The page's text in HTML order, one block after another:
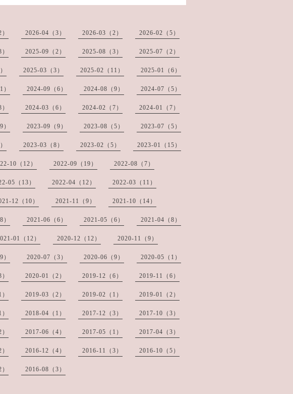
2026-04（3） 2026-03（2） 2026-02（5）
2025-09（2） 2025-08（3） 2025-07（2）
2025-03（3） 2025-02（11） 2025-01（6）
2024-09（6） 2024-08（9） 2024-07（5）
2024-03（6） 2024-02（7） 2024-01（7）
2023-09（9） 2023-08（5） 2023-07（5）
2023-03（8） 2023-02（5） 2023-01（15）
10（12） 2022-09（19） 2022-08（7）
05（13） 2022-04（12） 2022-03（11）
12（10） 2021-11（9） 2021-10（14）
2021-06（6） 2021-05（6） 2021-04（8）
01（12） 2020-12（12） 2020-11（9）
2020-07（3） 2020-06（9） 2020-05（1）
2020-01（2） 2019-12（6） 2019-11（6）
2019-03（2） 2019-02（1） 2019-01（2）
2018-04（1） 2017-12（3） 2017-10（3）
2017-06（4） 2017-05（1） 2017-04（3）
2016-12（4） 2016-11（3） 2016-10（5）
2016-08（3）